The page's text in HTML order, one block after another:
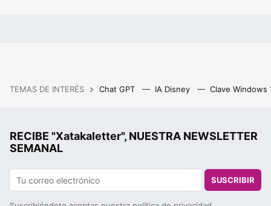
TEMAS DE INTERÉS Chat GPT IA Disney Clave Windows
RECIBE "Xatakaletter", NUESTRA NEWSLETTER
SEMANAL
SUSCRIBIR